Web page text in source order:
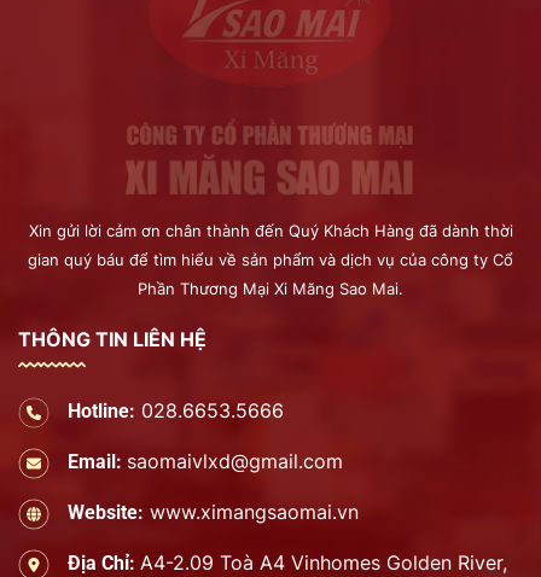
Xin gửi lời cảm ơn chân thành đến Quý Khách Hàng đã dành thời
gian quý báu để tìm hiểu về sản phẩm và dịch vụ của công ty Cổ
Phần Thương Mại Xi Măng Sao Mai.
THÔNG TIN LIÊN HỆ
Hotline: 028.6653.5666
Email: saomaivlxd@gmail.com
Website: www.ximangsaomai.vn
Địa Chỉ: A4-2.09 Toà A4 Vinhomes Golden River,